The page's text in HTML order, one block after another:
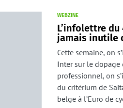
WEBZINE
L’infolettre du
jamais inutile
Cette semaine, on
Inter sur le dopage
professionnel, on
du critérium de
belge à l’Euro de